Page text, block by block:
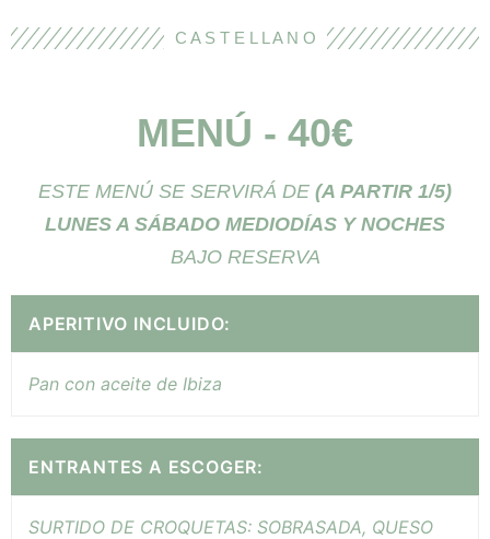
C A S T E L L A N O
MENÚ - 40€
ESTE MENÚ SE SERVIRÁ DE (A PARTIR 1/5)
LUNES A SÁBADO MEDIODÍAS Y NOCHES
BAJO RESERVA
APERITIVO INCLUIDO:
Pan con aceite de Ibiza
ENTRANTES A ESCOGER:
SURTIDO DE CROQUETAS: SOBRASADA, QUESO